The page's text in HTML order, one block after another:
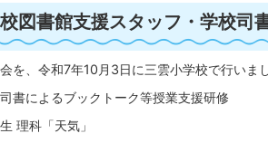
図書館支援スタッフ・学校司
を、令和7年10月3日に三雲小学校で行いまし
書によるブックトーク等授業支援研修
理科「天気」